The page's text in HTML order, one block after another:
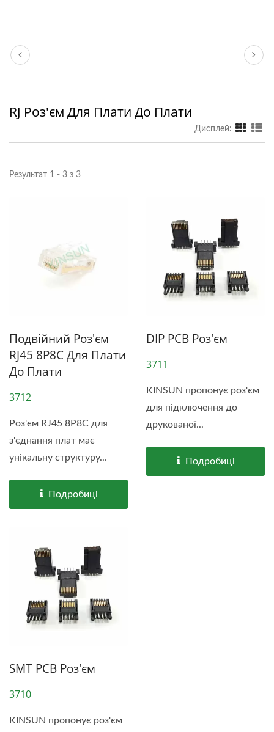
RJ Роз'єм Для Плати До Плати
Дисплей:
Результат 1 - 3 з 3
Подвійний Роз'єм
RJ45 8P8C Для Плати
До Плати
3712
Роз'єм RJ45 8P8C для
з'єднання плат має
унікальну структуру...
Подробиці
DIP PCB Роз'єм
3711
KINSUN пропонує роз'єм
для підключення до
друкованої...
Подробиці
SMT PCB Роз'єм
3710
KINSUN пропонує роз'єм